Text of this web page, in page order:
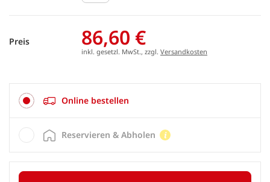
Preis 86,60 €
inkl. gesetzl. MwSt., zzgl. Versandkosten
Online bestellen
Reservieren & Abholen